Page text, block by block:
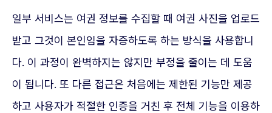
일부 서비스는 여권 정보를 수집할 때 여권 사진을 업로드
받고 그것이 본인임을 자증하도록 하는 방식을 사용합니
다. 이 과정이 완벽하지는 않지만 부정을 줄이는 데 도움
이 됩니다. 또 다른 접근은 처음에는 제한된 기능만 제공
하고 사용자가 적절한 인증을 거친 후 전체 기능을 이용하